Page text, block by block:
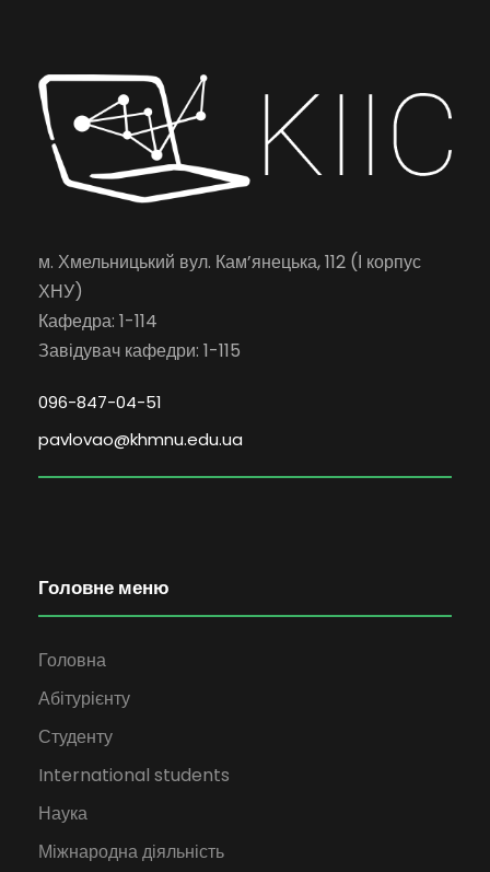
м. Хмельницький вул. Кам’янецька, 112 (І корпус
ХНУ)
Кафедра: 1-114
Завідувач кафедри: 1-115
096-847-04-51
pavlovao@khmnu.edu.ua
Головне меню
Головна
Абітурієнту
Студенту
International students
Наука
Міжнародна діяльність